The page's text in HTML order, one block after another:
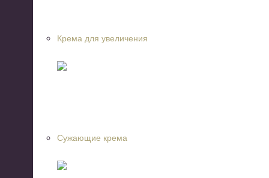
Крема для увеличения
Сужающие крема